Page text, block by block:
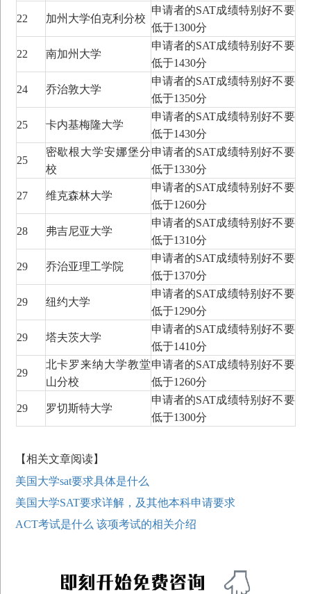
22 加州大学伯克利分校
申请者的SAT成绩特别好不要
低于1300分
22 南加州大学
申请者的SAT成绩特别好不要
低于1430分
24 乔治敦大学
申请者的SAT成绩特别好不要
低于1350分
25 卡内基梅隆大学
申请者的SAT成绩特别好不要
低于1430分
25
密歇根大学安娜堡分
校
申请者的SAT成绩特别好不要
低于1330分
27 维克森林大学
申请者的SAT成绩特别好不要
低于1260分
28 弗吉尼亚大学
申请者的SAT成绩特别好不要
低于1310分
29 乔治亚理工学院
申请者的SAT成绩特别好不要
低于1370分
29 纽约大学
申请者的SAT成绩特别好不要
低于1290分
29 塔夫茨大学
申请者的SAT成绩特别好不要
低于1410分
29
北卡罗来纳大学教堂
山分校
申请者的SAT成绩特别好不要
低于1260分
29 罗切斯特大学
申请者的SAT成绩特别好不要
低于1300分
【相关文章阅读】
美国大学sat要求具体是什么
美国大学SAT要求详解，及其他本科申请要求
ACT考试是什么 该项考试的相关介绍